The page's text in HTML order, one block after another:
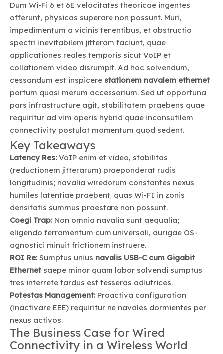
Dum Wi-Fi 6 et 6E velocitates theoricae ingentes
offerunt, physicas superare non possunt. Muri,
impedimentum a vicinis tenentibus, et obstructio
spectri inevitabilem jitteram faciunt, quae
applicationes reales temporis sicut VoIP et
collationem video disrumpit. Ad hoc solvendum,
cessandum est inspicere stationem navalem ethernet
portum quasi merum accessorium. Sed ut opportuna
pars infrastructure agit, stabilitatem praebens quae
requiritur ad vim operis hybrid quae inconsutilem
connectivity postulat momentum quod sedent.
Key Takeaways
Latency Res:VoIP enim et video, stabilitas
(reductionem jitterarum) praeponderat rudis
longitudinis; navalia wiredorum constantes nexus
humiles latentiae praebent, quas Wi-FI in zonis
densitatis summus praestare non possunt.
Coegi Trap: Non omnia navalia sunt aequalia;
eligendo ferramentum cum universali, aurigae OS-
agnostici minuit frictionem instruere.
ROI Re:Sumptus unius navalis USB-C cum Gigabit
Ethernet saepe minor quam labor solvendi sumptus
tres interrete tardus est tesseras adiutrices.
Potestas Management: Proactiva configuration
(inactivare EEE) requiritur ne navales dormientes per
nexus activos.
The Business Case for Wired
Connectivity in a Wireless World